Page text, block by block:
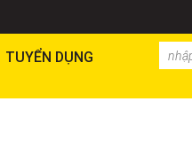
TUYỂN DỤNG